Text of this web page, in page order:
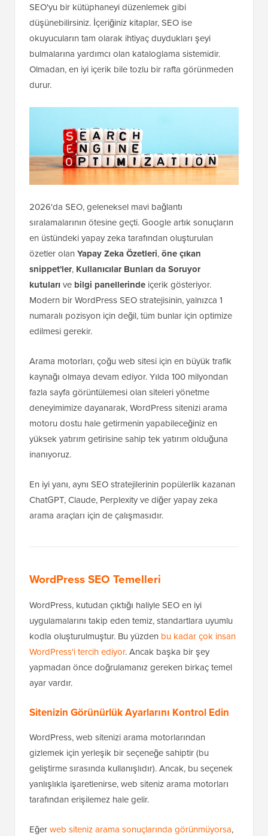
SEO'yu bir kütüphaneyi düzenlemek gibi
düşünebilirsiniz. İçeriğiniz kitaplar, SEO ise
okuyucuların tam olarak ihtiyaç duydukları şeyi
bulmalarına yardımcı olan kataloglama sistemidir.
Olmadan, en iyi içerik bile tozlu bir rafta görünmeden
durur.
2026'da SEO, geleneksel mavi bağlantı
sıralamalarının ötesine geçti. Google artık sonuçların
en üstündeki yapay zeka tarafından oluşturulan
özetler olan Yapay Zeka Özetleri,öne çıkan
snippet'ler, Kullanıcılar Bunları da Soruyor
kutuları ve bilgi panellerinde içerik gösteriyor.
Modern bir WordPress SEO stratejisinin, yalnızca 1
numaralı pozisyon için değil, tüm bunlar için optimize
edilmesi gerekir.
Arama motorları, çoğu web sitesi için en büyük trafik
kaynağı olmaya devam ediyor. Yılda 100 milyondan
fazla sayfa görüntülemesi olan siteleri yönetme
deneyimimize dayanarak, WordPress sitenizi arama
motoru dostu hale getirmenin yapabileceğiniz en
yüksek yatırım getirisine sahip tek yatırım olduğuna
inanıyoruz.
En iyi yanı, aynı SEO stratejilerinin popülerlik kazanan
ChatGPT, Claude, Perplexity ve diğer yapay zeka
arama araçları için de çalışmasıdır.
WordPress SEO Temelleri
WordPress, kutudan çıktığı haliyle SEO en iyi
uygulamalarını takip eden temiz, standartlara uyumlu
kodla oluşturulmuştur. Bu yüzden bu kadar çok insan
WordPress'i tercih ediyor. Ancak başka bir şey
yapmadan önce doğrulamanız gereken birkaç temel
ayar vardır.
Sitenizin Görünürlük Ayarlarını Kontrol Edin
WordPress, web sitenizi arama motorlarından
gizlemek için yerleşik bir seçeneğe sahiptir (bu
geliştirme sırasında kullanışlıdır). Ancak, bu seçenek
yanlışlıkla işaretlenirse, web siteniz arama motorları
tarafından erişilemez hale gelir.
Eğerweb siteniz arama sonuçlarında görünmüyorsa,